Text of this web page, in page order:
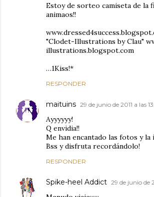
Estoy de sorteo camiseta de la
animaos!!
"Clodet-Illustrations by Clau"
illustrations.blogspot.com
…1Kiss!*
RESPONDER
maituins 29 de junio de 2011 a las
Ayyyyyy!
Q envidia!!
Me han encantado las fotos y la
Bss y disfruta recordándolo!
RESPONDER
Spike-heel Addict 29 de junio de